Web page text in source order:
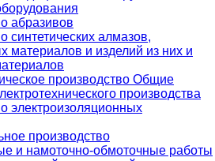
абразивов
синтетических алмазов,
материалов и изделий из них и
производство Общие
производства
электроизоляционных
производство
и намоточно-обмоточные работы